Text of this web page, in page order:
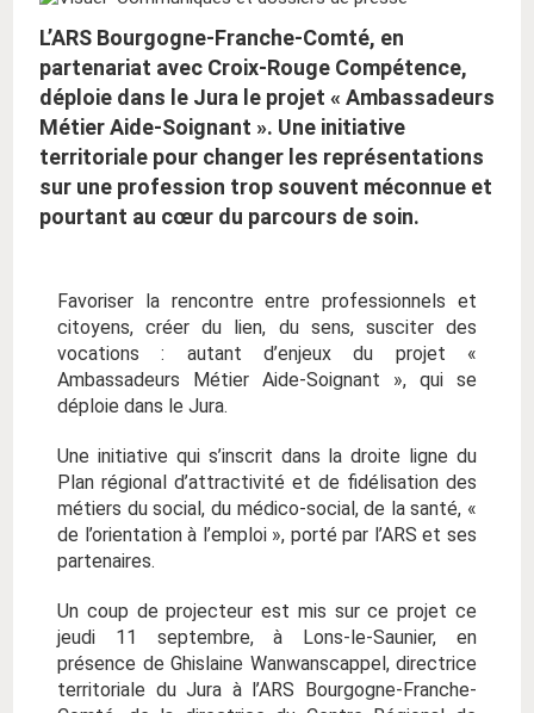
L’ARS Bourgogne-Franche-Comté, en
partenariat avec Croix-Rouge Compétence,
déploie dans le Jura le projet « Ambassadeurs
Métier Aide-Soignant ». Une initiative
territoriale pour changer les représentations
sur une profession trop souvent méconnue et
pourtant au cœur du parcours de soin.
Favoriser la rencontre entre professionnels et
citoyens, créer du lien, du sens, susciter des
vocations : autant d’enjeux du projet «
Ambassadeurs Métier Aide-Soignant », qui se
déploie dans le Jura.
Une initiative qui s’inscrit dans la droite ligne du
Plan régional d’attractivité et de fidélisation des
métiers du social, du médico-social, de la santé, «
de l’orientation à l’emploi », porté par l’ARS et ses
partenaires.
Un coup de projecteur est mis sur ce projet ce
jeudi 11 septembre, à Lons-le-Saunier, en
présence de Ghislaine Wanwanscappel, directrice
territoriale du Jura à l’ARS Bourgogne-Franche-